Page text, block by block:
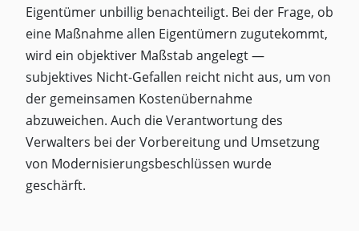
Eigentümer unbillig benachteiligt. Bei der Frage, ob
eine Maßnahme allen Eigentümern zugutekommt,
wird ein objektiver Maßstab angelegt —
subjektives Nicht-Gefallen reicht nicht aus, um von
der gemeinsamen Kostenübernahme
abzuweichen. Auch die Verantwortung des
Verwalters bei der Vorbereitung und Umsetzung
von Modernisierungsbeschlüssen wurde
geschärft.